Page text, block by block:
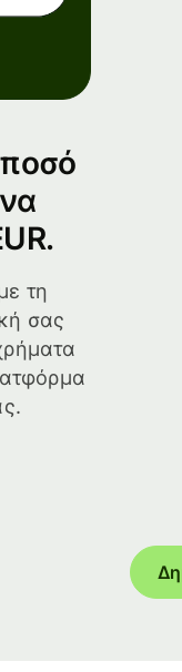
τη
σας